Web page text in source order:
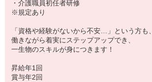
・介護職員初任者研修
※規定あり
「資格や経験がないから不安…」という方も、
働きながら着実にステップアップでき、
一生物のスキルが身につきます！
昇給年1回
賞与年2回